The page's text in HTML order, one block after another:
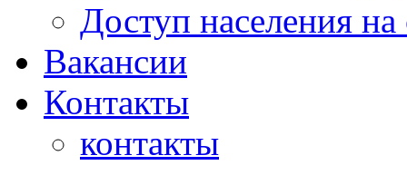
Доступ населения
Вакансии
Контакты
контакты